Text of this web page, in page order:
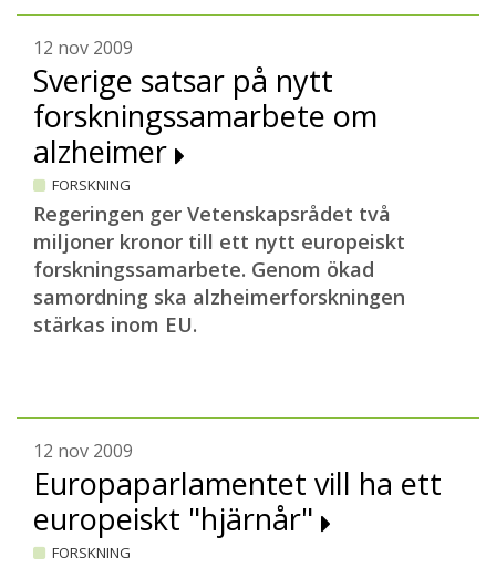
12 nov 2009
Sverige satsar på nytt
forskningssamarbete om
alzheimer
FORSKNING
Regeringen ger Vetenskapsrådet två
miljoner kronor till ett nytt europeiskt
forskningssamarbete. Genom ökad
samordning ska alzheimerforskningen
stärkas inom EU.
12 nov 2009
Europaparlamentet vill ha ett
europeiskt "hjärnår"
FORSKNING